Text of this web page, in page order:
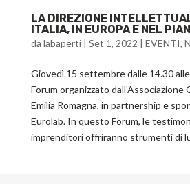
LA DIREZIONE
ITALIA, IN EUROPA E NEL
da labaperti| Set 1, 2022 | EVENTI,
Giovedì 15 settembre dalle 14.30
Forum organizzato
Emilia Romagna, in partnership e
Eurolab. In questo Forum, le
imprenditori offriranno strumenti di